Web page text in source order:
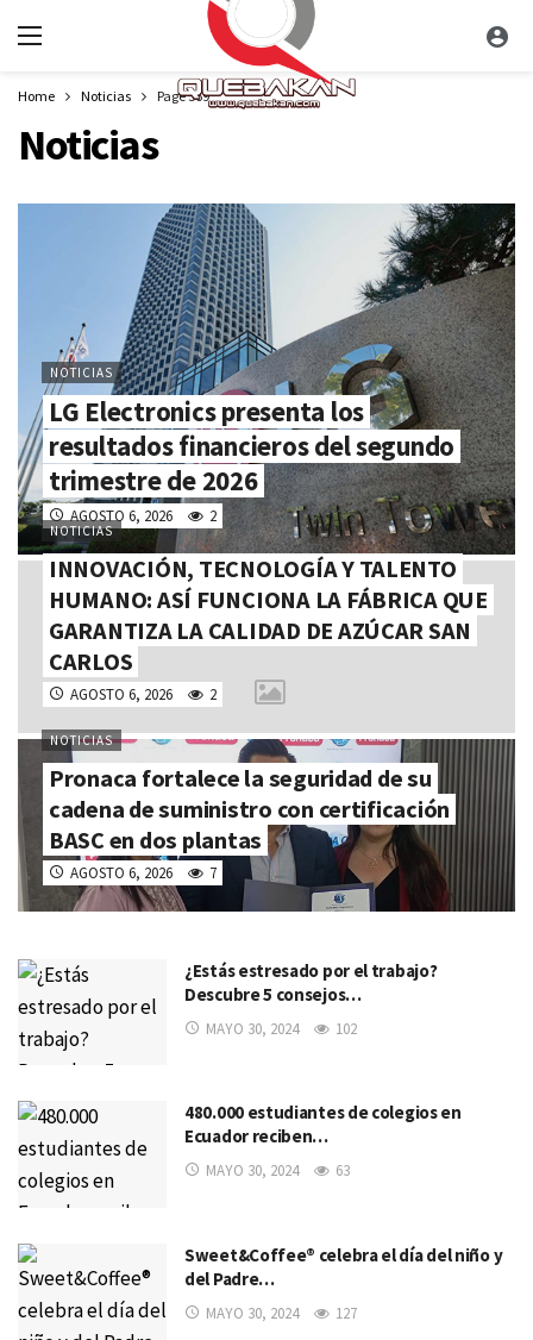
Home Noticias Page 569
Noticias
NOTICIAS
LG Electronics presenta los
resultados financieros del segundo
trimestre de 2026
AGOSTO 6, 2026 2
NOTICIAS
INNOVACIÓN, TECNOLOGÍA Y TALENTO
HUMANO: ASÍ FUNCIONA LA FÁBRICA QUE
GARANTIZA LA CALIDAD DE AZÚCAR SAN
CARLOS
AGOSTO 6, 2026 2
NOTICIAS
Pronaca fortalece la seguridad de su
cadena de suministro con certificación
BASC en dos plantas
AGOSTO 6, 2026 7
¿Estás estresado por el trabajo?
Descubre 5 consejos…
MAYO 30, 2024 102
480.000 estudiantes de colegios en
Ecuador reciben…
MAYO 30, 2024 63
Sweet&Coffee® celebra el día del niño y
del Padre…
MAYO 30, 2024 127